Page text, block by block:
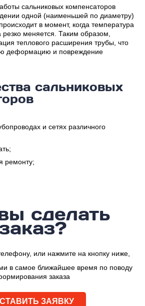
сальниковых компенсаторов
одной (наименьшей по диаметру)
в момент, когда температура
резко меняется. Таким образом,
теплового расширения трубы, что
деформацию и повреждение
сальниковых
и сетях различного
ремонту;
сделать
или нажмите на кнопку ниже,
в самое ближайшее время по поводу
заказа
ЗАЯВКУ